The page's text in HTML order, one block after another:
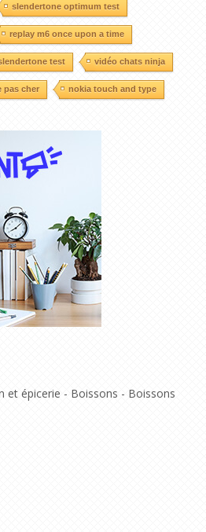
slendertone optimum test
replay m6 once upon a time
test vidéo chats ninja
pas cher nokia touch and type
et épicerie - Boissons - Boissons